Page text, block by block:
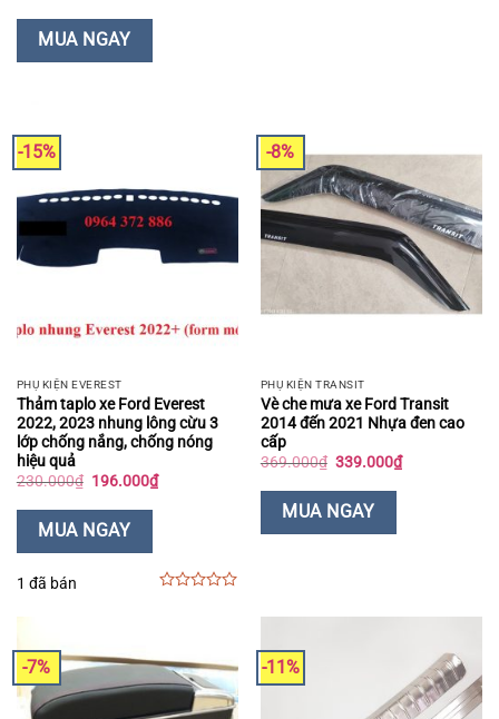
là:
800.000₫.
MUA NGAY
-15%
PHỤ KIỆN EVEREST
Thảm taplo xe Ford Everest
2022, 2023 nhung lông cừu 3
lớp chống nắng, chống nóng
hiệu quả
230.000₫ Giá
là:
230.000₫.
196.000₫Giá
hiện
MUA NGAY
1 đã bán
-8%
PHỤ KIỆN TRANSIT
Vè che mưa xe Ford Transit
2014 đến 2021 Nhựa đen cao
cấp
369.000₫ Giá
là:
369.000₫.
339.000₫Giá
hiện
MUA NGAY
-7% -11%